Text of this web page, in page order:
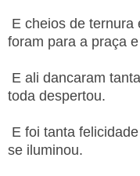
E cheios de ternura
foram para a praça
E ali dancaram
toda despertou.
E foi tanta
se iluminou.